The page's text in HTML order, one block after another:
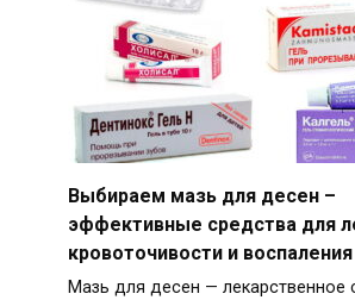
Выбираем мазь для десен –
эффективные средства для
кровоточивости и воспаления
Мазь для десен — лекарственное